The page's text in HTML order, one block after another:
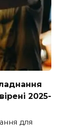
2025-
для